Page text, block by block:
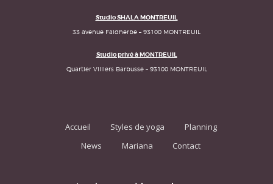
Studio SHALA MONTREUIL
33 avenue Faidherbe – 93100 MONTREUIL
Studio privé à MONTREUIL
Quartier Villiers Barbusse – 93100 MONTREUIL
Accueil Styles de yoga
Planning
News
Mariana Contact